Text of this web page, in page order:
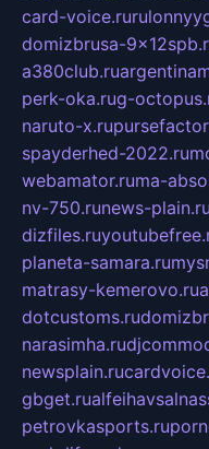
card-voice.ru
domizbrusa-
a380club.ru
perk-oka.rug-
naruto-x.ru
spayderhed-2022.ru
webamator.ruma-
nv-750.runews-plain.ru
dizfiles.ru
planeta-samara.ru
matrasy-kemerovo.ru
dotcustoms.ru
narasimha.ru
newsplain.ru
gbget.ru
petrovkasports.ru